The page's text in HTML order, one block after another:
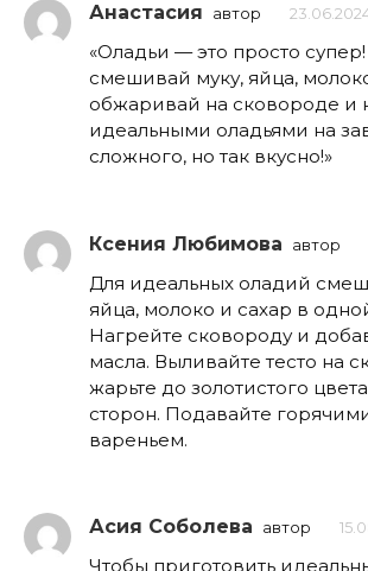
Анастасия автор 23.06.2024
«Оладьи — это просто
смешивай муку, яйца,
обжаривай на сковороде и
идеальными оладьями на
сложного, но так вкусно!»
Ксения Любимова автор
Для идеальных оладий
яйца, молоко и сахар в
Нагрейте сковороду и
масла. Выливайте тесто на
жарьте до золотистого
сторон. Подавайте
вареньем.
Асия Соболева автор
Чтобы приготовить